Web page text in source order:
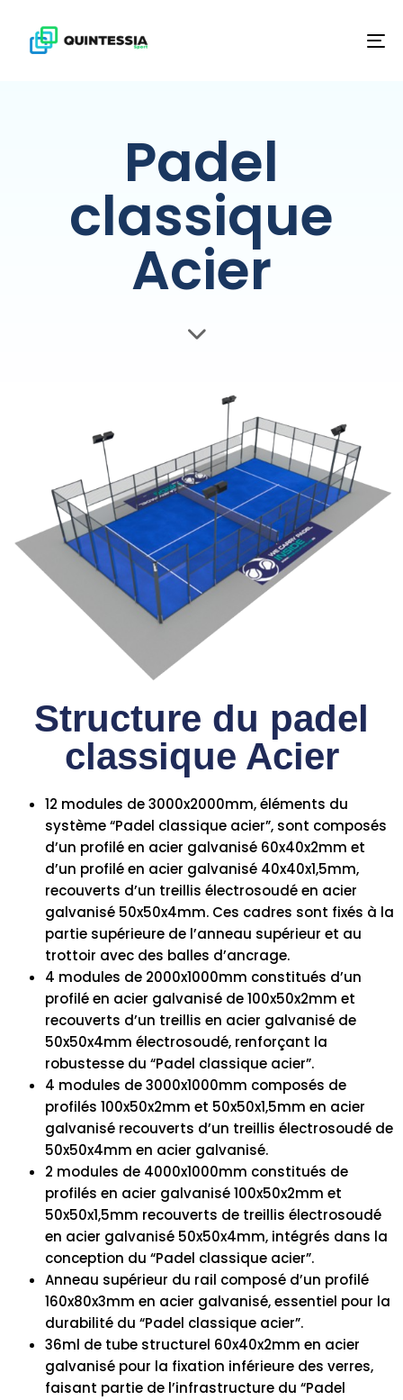
Padel
classique
Acier
Structure du padel
classique Acier
12 modules de 3000x2000mm, éléments du
système “Padel classique acier”, sont composés
d’un profilé en acier galvanisé 60x40x2mm et
d’un profilé en acier galvanisé 40x40x1,5mm,
recouverts d’un treillis électrosoudé en acier
galvanisé 50x50x4mm. Ces cadres sont fixés à la
partie supérieure de l’anneau supérieur et au
trottoir avec des balles d’ancrage.
4 modules de 2000x1000mm constitués d’un
profilé en acier galvanisé de 100x50x2mm et
recouverts d’un treillis en acier galvanisé de
50x50x4mm électrosoudé, renforçant la
robustesse du “Padel classique acier”.
4 modules de 3000x1000mm composés de
profilés 100x50x2mm et 50x50x1,5mm en acier
galvanisé recouverts d’un treillis électrosoudé de
50x50x4mm en acier galvanisé.
2 modules de 4000x1000mm constitués de
profilés en acier galvanisé 100x50x2mm et
50x50x1,5mm recouverts de treillis électrosoudé
en acier galvanisé 50x50x4mm, intégrés dans la
conception du “Padel classique acier”.
Anneau supérieur du rail composé d’un profilé
160x80x3mm en acier galvanisé, essentiel pour la
durabilité du “Padel classique acier”.
36ml de tube structurel 60x40x2mm en acier
galvanisé pour la fixation inférieure des verres,
faisant partie de l’infrastructure du “Padel